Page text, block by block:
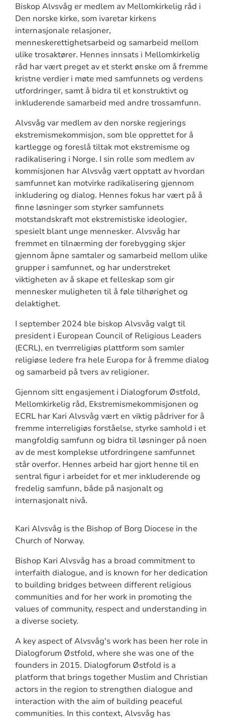
Biskop Alvsvåg er medlem av Mellomkirkelig råd i
Den norske kirke, som ivaretar kirkens
internasjonale relasjoner,
menneskerettighetsarbeid og samarbeid mellom
ulike trosaktører. Hennes innsats i Mellomkirkelig
råd har vært preget av et sterkt ønske om å fremme
kristne verdier i møte med samfunnets og verdens
utfordringer, samt å bidra til et konstruktivt og
inkluderende samarbeid med andre trossamfunn.
Alvsvåg var medlem av den norske regjerings
ekstremismekommisjon, som ble opprettet for å
kartlegge og foreslå tiltak mot ekstremisme og
radikalisering i Norge. I sin rolle som medlem av
kommisjonen har Alvsvåg vært opptatt av hvordan
samfunnet kan motvirke radikalisering gjennom
inkludering og dialog. Hennes fokus har vært på å
finne løsninger som styrker samfunnets
motstandskraft mot ekstremistiske ideologier,
spesielt blant unge mennesker. Alvsvåg har
fremmet en tilnærming der forebygging skjer
gjennom åpne samtaler og samarbeid mellom ulike
grupper i samfunnet, og har understreket
viktigheten av å skape et felleskap som gir
mennesker muligheten til å føle tilhørighet og
delaktighet.
I september 2024 ble biskop Alvsvåg valgt til
president i European Council of Religious Leaders
(ECRL), en tverrreligiøs plattform som samler
religiøse ledere fra hele Europa for å fremme dialog
og samarbeid på tvers av religioner.
Gjennom sitt engasjement i Dialogforum Østfold,
Mellomkirkelig råd, Ekstremismekommisjonen og
ECRL har Kari Alvsvåg vært en viktig pådriver for å
fremme interreligiøs forståelse, styrke samhold i et
mangfoldig samfunn og bidra til løsninger på noen
av de mest komplekse utfordringene samfunnet
står overfor. Hennes arbeid har gjort henne til en
sentral figur i arbeidet for et mer inkluderende og
fredelig samfunn, både på nasjonalt og
internasjonalt nivå.
Kari Alvsvåg is the Bishop of Borg Diocese in the
Church of Norway.
Bishop Kari Alvsvåg has a broad commitment to
interfaith dialogue, and is known for her dedication
to building bridges between different religious
communities and for her work in promoting the
values of community, respect and understanding in
a diverse society.
A key aspect of Alvsvåg's work has been her role in
Dialogforum Østfold, where she was one of the
founders in 2015. Dialogforum Østfold is a
platform that brings together Muslim and Christian
actors in the region to strengthen dialogue and
interaction with the aim of building peaceful
communities. In this context, Alvsvåg has